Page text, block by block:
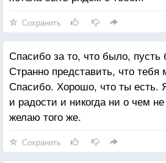
и смотришь куда-то за пределы
надеясь черт знает на чью
между нами одна: моя любовь
меня с ног, а твоя любовь к
оживляет тебя ожиданием,
Я больше не хочу смотреть на
возможность тебя из сердца, но
больнее. Вот и проходится
надеясь черт знает на чью
Сохранить
Спасибо за то, что было, пусть
Странно представить, что тебя
Спасибо. Хорошо, что ты есть.
и радости и никогда ни о чем
желаю того же.
Сохранить